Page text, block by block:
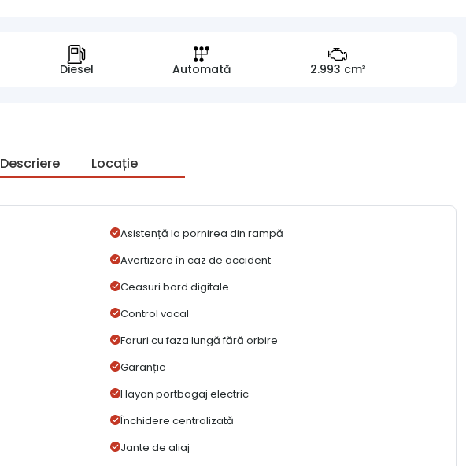
Diesel Automată 2.993 cm³
Descriere Locație
Asistență la pornirea din rampă
Avertizare în caz de accident
Ceasuri bord digitale
Control vocal
Faruri cu faza lungă fără orbire
Garanție
Hayon portbagaj electric
Închidere centralizată
Jante de aliaj